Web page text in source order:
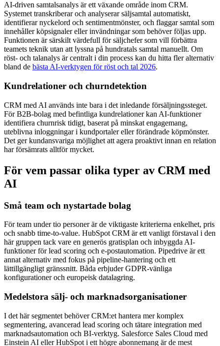
AI-driven samtalsanalys är ett växande område inom CRM.
Systemet transkriberar och analyserar säljsamtal automatiskt,
identifierar nyckelord och sentimentmönster, och flaggar samtal som
innehåller köpsignaler eller invändningar som behöver följas upp.
Funktionen är särskilt värdefull för säljchefer som vill förbättra
teamets teknik utan att lyssna på hundratals samtal manuellt. Om
röst- och talanalys är centralt i din process kan du hitta fler alternativ
bland de bästa AI-verktygen för röst och tal 2026.
Kundrelationer och churndetektion
CRM med AI används inte bara i det inledande försäljningssteget.
För B2B-bolag med befintliga kundrelationer kan AI-funktioner
identifiera churnrisk tidigt, baserat på minskat engagemang,
uteblivna inloggningar i kundportaler eller förändrade köpmönster.
Det ger kundansvariga möjlighet att agera proaktivt innan en relation
har försämrats alltför mycket.
För vem passar olika typer av CRM med
AI
Små team och nystartade bolag
För team under tio personer är de viktigaste kriterierna enkelhet, pris
och snabb time-to-value. HubSpot CRM är ett vanligt förstaval i den
här gruppen tack vare en generös gratisplan och inbyggda AI-
funktioner för lead scoring och e-postautomation. Pipedrive är ett
annat alternativ med fokus på pipeline-hantering och ett
lättillgängligt gränssnitt. Båda erbjuder GDPR-vänliga
konfigurationer och europeisk datalagring.
Medelstora sälj- och marknadsorganisationer
I det här segmentet behöver CRM:et hantera mer komplex
segmentering, avancerad lead scoring och tätare integration med
marknadsautomation och BI-verktyg. Salesforce Sales Cloud med
Einstein AI eller HubSpot i ett högre abonnemang är de mest